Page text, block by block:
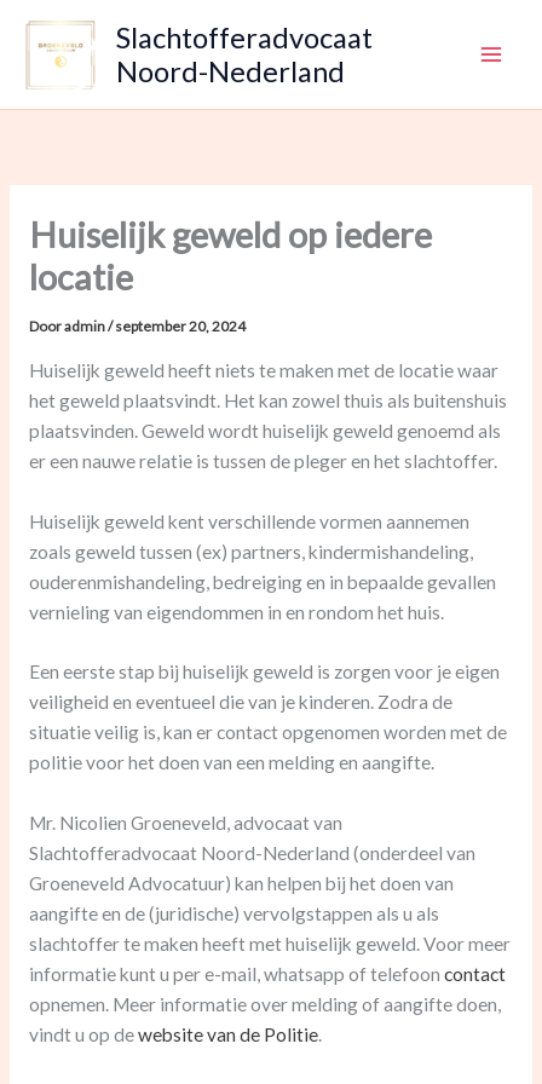
inhoud
Slachtofferadvocaat
Noord-Nederland
Huiselijk geweld op iedere
locatie
Dooradmin/september 20, 2024
Huiselijk geweld heeft niets te maken met de locatie waar
het geweld plaatsvindt. Het kan zowel thuis als buitenshuis
plaatsvinden. Geweld wordt huiselijk geweld genoemd als
er een nauwe relatie is tussen de pleger en het slachtoffer.
Huiselijk geweld kent verschillende vormen aannemen
zoals geweld tussen (ex) partners, kindermishandeling,
ouderenmishandeling, bedreiging en in bepaalde gevallen
vernieling van eigendommen in en rondom het huis.
Een eerste stap bij huiselijk geweld is zorgen voor je eigen
veiligheid en eventueel die van je kinderen. Zodra de
situatie veilig is, kan er contact opgenomen worden met de
politie voor het doen van een melding en aangifte.
Mr. Nicolien Groeneveld, advocaat van
Slachtofferadvocaat Noord-Nederland (onderdeel van
Groeneveld Advocatuur) kan helpen bij het doen van
aangifte en de (juridische) vervolgstappen als u als
slachtoffer te maken heeft met huiselijk geweld. Voor meer
informatie kunt u per e-mail, whatsapp of telefoon contact
opnemen. Meer informatie over melding of aangifte doen,
vindt u op dewebsite van de Politie.